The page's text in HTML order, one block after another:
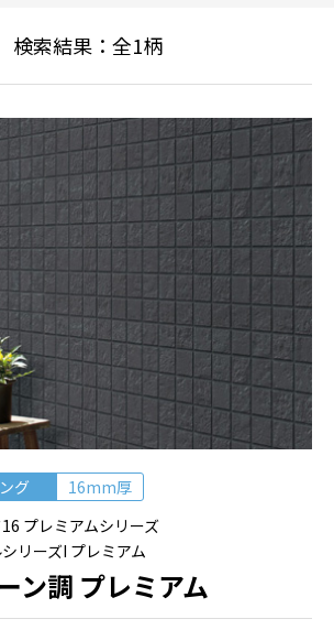
検索結果：全1柄
グ
16mm厚
プレミアムシリーズ
リーズI プレミアム
ン調 プレミアム